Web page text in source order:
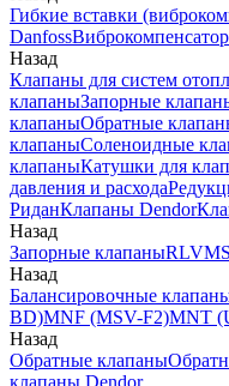
Гибкие вставки
Danfoss
Назад
Клапаны для систем
клапаныЗапорные
клапаныОбратные
клапаныСоленоидные
клапаныКатушки для
давления и расхода
РиданКлапаны Dendor
Назад
Запорные клапаныRLV
Назад
Балансировочные
BD)MNF (MSV-F2)MNT
Назад
Обратные клапаны
клапаны Dendor